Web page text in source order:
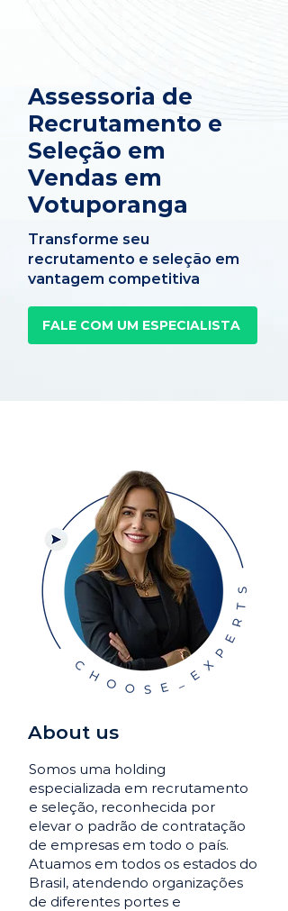
Assessoria de
Recrutamento e
Seleção em
Vendas em
Votuporanga
Transforme seu
recrutamento e seleção em
vantagem competitiva
FALE COM UM ESPECIALISTA
About us
Somos uma holding
especializada em recrutamento
e seleção, reconhecida por
elevar o padrão de contratação
de empresas em todo o país.
Atuamos em todos os estados do
Brasil, atendendo organizações
de diferentes portes e